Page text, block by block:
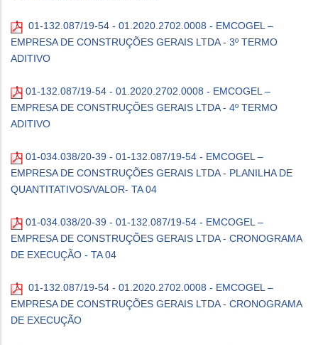
01-132.087/19-54 - 01.2020.2702.0008 - EMCOGEL –
EMPRESA DE CONSTRUÇÕES GERAIS LTDA - 3º TERMO
ADITIVO
01-132.087/19-54 - 01.2020.2702.0008 - EMCOGEL –
EMPRESA DE CONSTRUÇÕES GERAIS LTDA - 4º TERMO
ADITIVO
01-034.038/20-39 - 01-132.087/19-54 - EMCOGEL –
EMPRESA DE CONSTRUÇÕES GERAIS LTDA - PLANILHA DE
QUANTITATIVOS/VALOR- TA 04
01-034.038/20-39 - 01-132.087/19-54 - EMCOGEL –
EMPRESA DE CONSTRUÇÕES GERAIS LTDA - CRONOGRAMA
DE EXECUÇÃO - TA 04
01-132.087/19-54 - 01.2020.2702.0008 - EMCOGEL –
EMPRESA DE CONSTRUÇÕES GERAIS LTDA - CRONOGRAMA
DE EXECUÇÃO